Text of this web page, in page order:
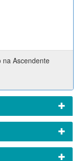
Ascendente